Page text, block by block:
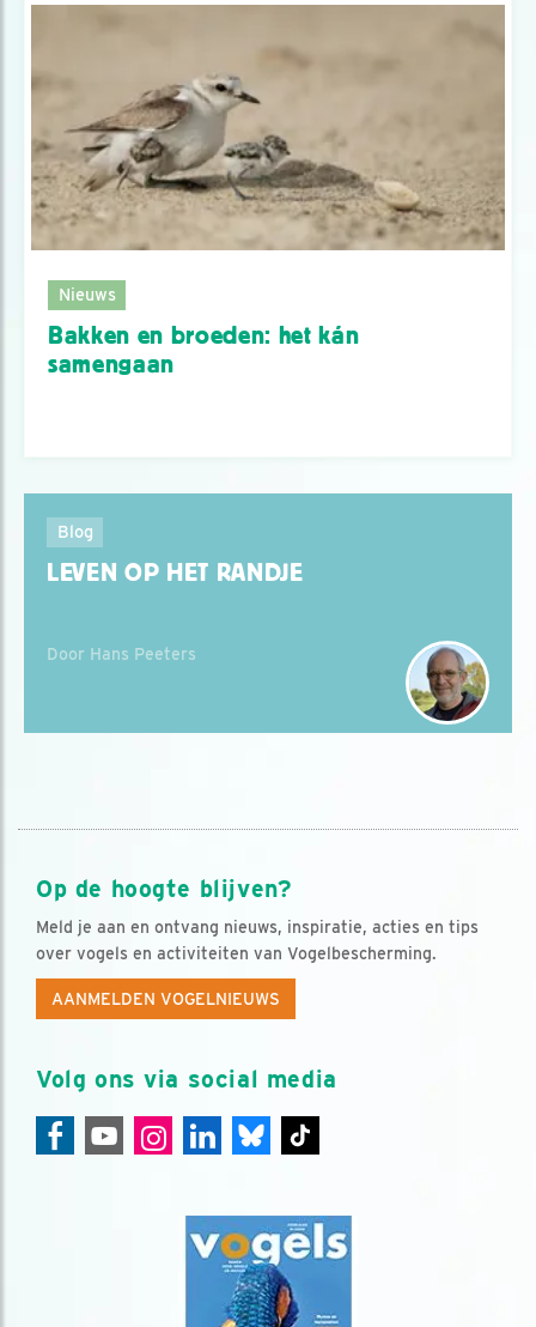
Nieuws
Bakken en broeden: het kán
samengaan
Blog
LEVEN OP HET RANDJE
Door Hans Peeters
Op de hoogte blijven?
Meld je aan en ontvang nieuws, inspiratie, acties en tips
over vogels en activiteiten van Vogelbescherming.
AANMELDEN VOGELNIEUWS
Volg ons via social media